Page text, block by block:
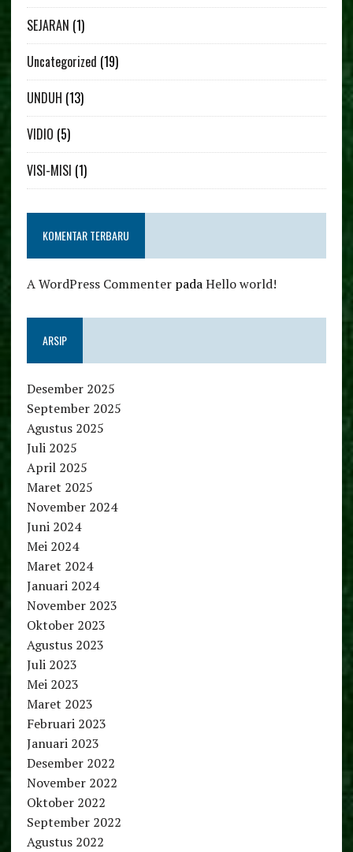
SEJARAN (1)
Uncategorized (19)
UNDUH (13)
VIDIO (5)
VISI-MISI (1)
KOMENTAR TERBARU
A WordPress CommenterpadaHello world!
ARSIP
Desember 2025
September 2025
Agustus 2025
Juli 2025
April 2025
Maret 2025
November 2024
Juni 2024
Mei 2024
Maret 2024
Januari 2024
November 2023
Oktober 2023
Agustus 2023
Juli 2023
Mei 2023
Maret 2023
Februari 2023
Januari 2023
Desember 2022
November 2022
Oktober 2022
September 2022
Agustus 2022